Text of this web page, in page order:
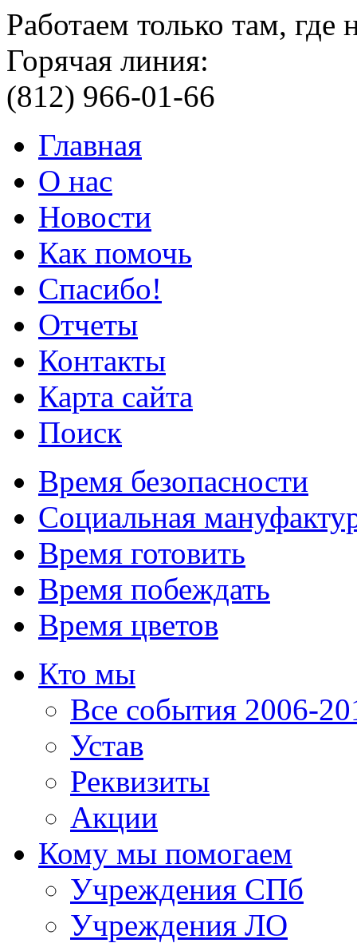
Работаем только там,
Горячая линия:
(812) 966-01-66
Главная
О нас
Новости
Как помочь
Спасибо!
Отчеты
Контакты
Карта сайта
Поиск
Время безопасности
Социальная
Время готовить
Время побеждать
Время цветов
Кто мы
Все события 2006-
Устав
Реквизиты
Акции
Кому мы помогаем
Учреждения СПб
Учреждения ЛО